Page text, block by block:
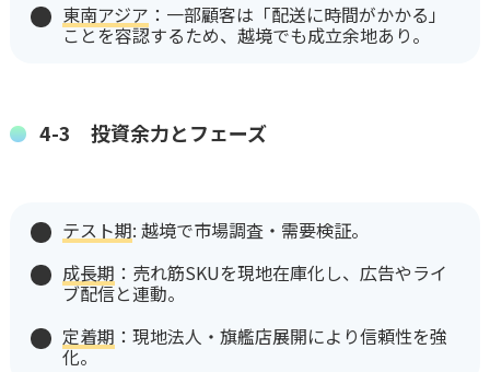
東南アジア ：一部顧客は「配送に時間がかかる」
ことを容認するため、越境でも成立余地あり。
4-3 投資余力とフェーズ
テスト期: 越境で市場調査・需要検証。
成長期 ：売れ筋SKUを現地在庫化し、広告やライ
ブ配信と連動。
定着期 ：現地法人・旗艦店展開により信頼性を強
化。